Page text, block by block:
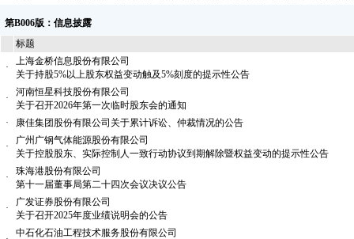
第B006版：信息披露
标题
·
上海金桥信息股份有限公司
关于持股5%以上股东权益变动触及5%刻度的提示性公告
·
河南恒星科技股份有限公司
关于召开2026年第一次临时股东会的通知
·
康佳集团股份有限公司关于累计诉讼、仲裁情况的公告
·
广州广钢气体能源股份有限公司
关于控股股东、实际控制人一致行动协议到期解除暨权益变动的提示性公告
·
珠海港股份有限公司
第十一届董事局第二十四次会议决议公告
·
广发证券股份有限公司
关于召开2025年度业绩说明会的公告
中石化石油工程技术服务股份有限公司